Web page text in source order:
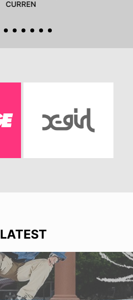
CURREN
LATEST